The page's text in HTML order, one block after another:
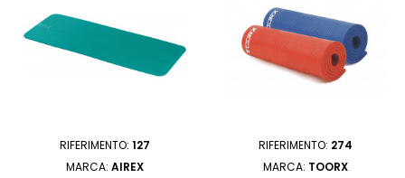
RIFERIMENTO: 127
MARCA: AIREX
RIFERIMENTO: 274
MARCA: TOORX